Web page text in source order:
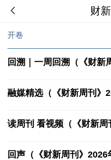
财
开卷
回溯｜一周回溯（《财新
融媒精选（《财新周刊》
读周刊 看视频（《财新周
回声（《财新周刊》2026